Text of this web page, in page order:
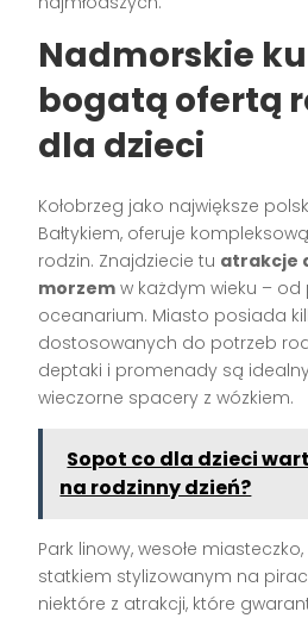
Nadmorskie
bogatą ofertą
dla dzieci
Kołobrzeg jako największe
Bałtykiem, oferuje
rodzin. Znajdziecie tu atrakcje
morzem w każdym wieku – od
oceanarium. Miasto posiada
dostosowanych do potrzeb
deptaki i promenady są
wieczorne spacery z wózkiem.
Sopot co dla dzieci
na rodzinny dzień?
Park linowy, wesołe
statkiem stylizowanym na
niektóre z atrakcji, które